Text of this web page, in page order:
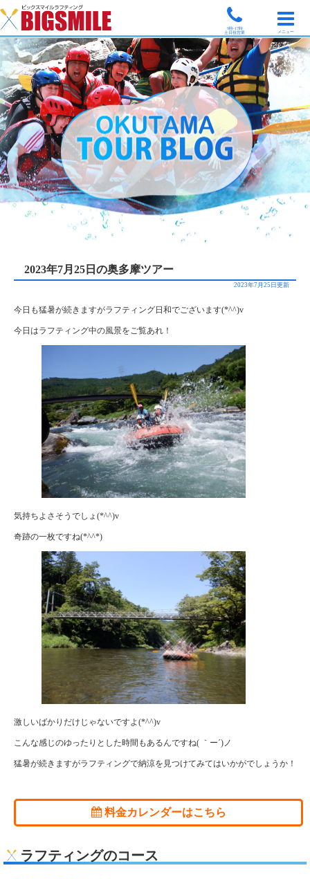
9時-17時
土日祝営業
メニュー
2023年7月25日の奥多摩ツアー
2023年7月25日更新
今日も猛暑が続きますがラフティング日和でございます(*^^)v
今日はラフティング中の風景をご覧あれ！
気持ちよさそうでしょ(*^^)v
奇跡の一枚ですね(*^^*)
激しいばかりだけじゃないですよ(*^^)v
こんな感じのゆったりとした時間もあるんですね( ｀ー´)ノ
猛暑が続きますがラフティングで納涼を見つけてみてはいかがでしょうか！
料金カレンダーはこちら
ラフティングのコース